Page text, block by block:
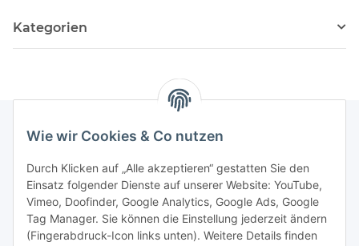
Wie wir Cookies & Co nutzen
Durch Klicken auf „Alle akzeptieren“ gestatten Sie den
Einsatz folgender Dienste auf unserer Website: YouTube,
Vimeo, Doofinder, Google Analytics, Google Ads, Google
Tag Manager. Sie können die Einstellung jederzeit ändern
(Fingerabdruck-Icon links unten). Weitere Details finden
Kategorien
Allgemeines